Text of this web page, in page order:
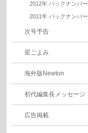
2012年 バックナンバー
2011年 バックナンバー
次号予告
星ごよみ
海外版Newton
初代編集長メッセージ
広告掲載